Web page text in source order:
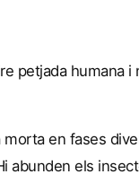
petjada
en fases
abunden els